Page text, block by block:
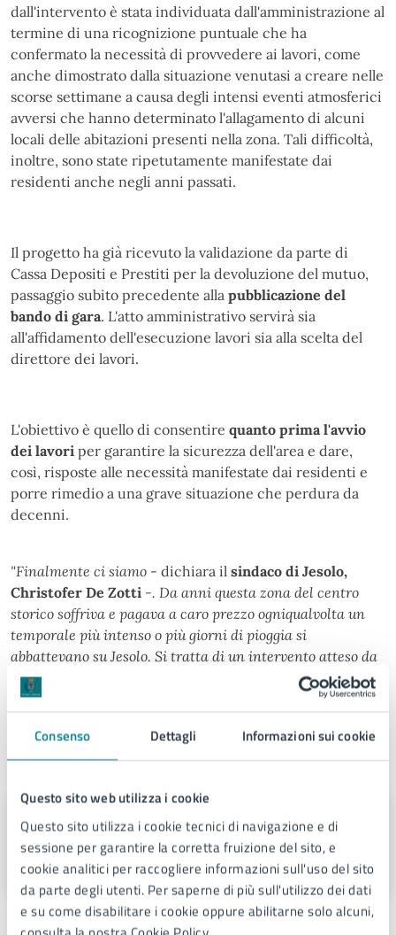
Consenso Dettagli Informazioni sui cookie
Questo sito web utilizza i cookie
Questo sito utilizza i cookie tecnici di navigazione e di
sessione per garantire la corretta fruizione del sito, e
cookie analitici per raccogliere informazioni sull'uso del sito
da parte degli utenti. Per saperne di più sull'utilizzo dei dati
e su come disabilitare i cookie oppure abilitarne solo alcuni,
dall'intervento è stata individuata dall'amministrazione al
termine di una ricognizione puntuale che ha
confermato la necessità di provvedere ai lavori, come
anche dimostrato dalla situazione venutasi a creare nelle
scorse settimane a causa degli intensi eventi atmosferici
avversi che hanno determinato l'allagamento di alcuni
locali delle abitazioni presenti nella zona. Tali difficoltà,
inoltre, sono state ripetutamente manifestate dai
residenti anche negli anni passati.
Il progetto ha già ricevuto la validazione da parte di
Cassa Depositi e Prestiti per la devoluzione del mutuo,
passaggio subito precedente alla pubblicazione del
bando di gara. L'atto amministrativo servirà sia
all'affidamento dell'esecuzione lavori sia alla scelta del
direttore dei lavori.
L'obiettivo è quello di consentire quanto prima l'avvio
dei lavori per garantire la sicurezza dell'area e dare,
così, risposte alle necessità manifestate dai residenti e
porre rimedio a una grave situazione che perdura da
decenni.
"Finalmente ci siamo - dichiara il sindaco di Jesolo,
Christofer De Zotti -. Da anni questa zona del centro
storico soffriva e pagava a caro prezzo ogniqualvolta un
temporale più intenso o più giorni di pioggia si
abbattevano su Jesolo. Si tratta di un intervento atteso da
decenni, richiesto più volte dai residenti, e a cui
cominciamo a dare una risposta concreta".
A cura di
Comunicazione
Via Sant'Antonio 11 - Jesolo (VE), 30016